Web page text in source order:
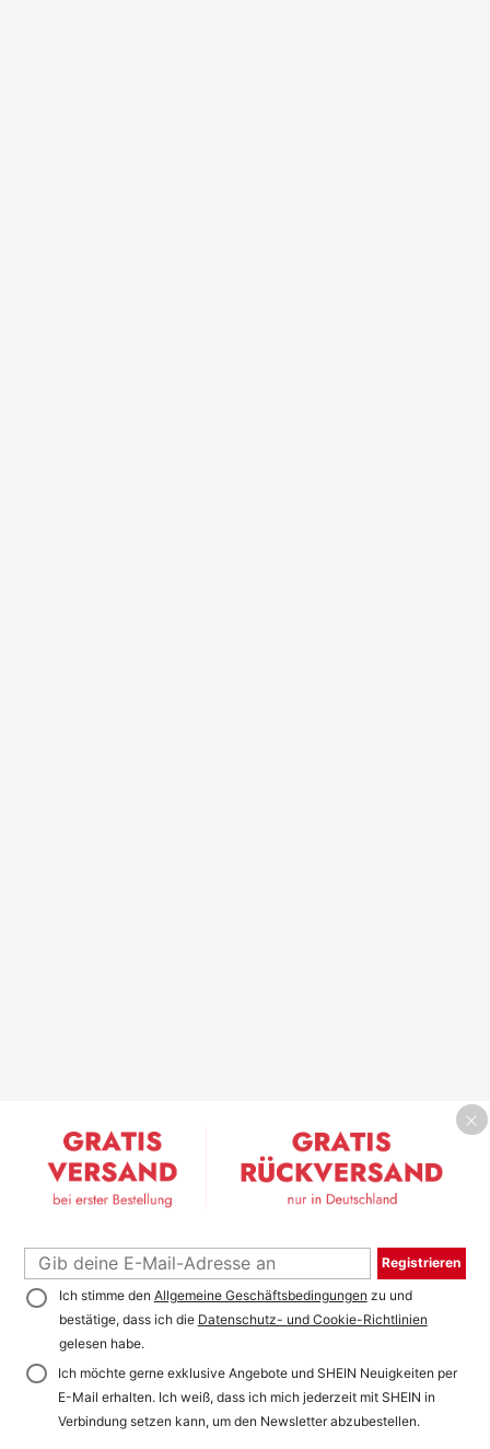
Registrieren
Ich stimme den Allgemeine Geschäftsbedingungen zu und
bestätige, dass ich die Datenschutz- und Cookie-Richtlinien
gelesen habe.
Ich möchte gerne exklusive Angebote und SHEIN Neuigkeiten per
E-Mail erhalten. Ich weiß, dass ich mich jederzeit mit SHEIN in
Verbindung setzen kann, um den Newsletter abzubestellen.